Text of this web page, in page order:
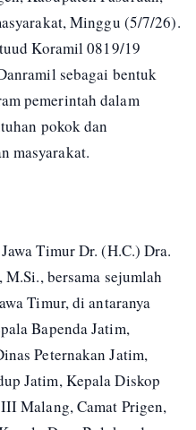
Minggu (5/7/26).
Koramil 0819/19
sebagai bentuk
pemerintah dalam
pokok dan
masyarakat.
Timur Dr. (H.C.) Dra.
bersama sejumlah
Timur, di antaranya
Bapenda Jatim,
Peternakan Jatim,
Jatim, Kepala Diskop
Malang, Camat Prigen,